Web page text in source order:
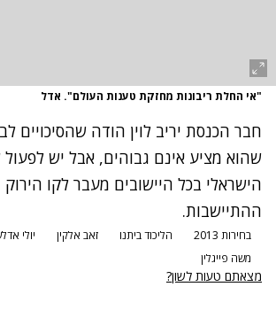
"אי החלת ריבונות מחזקת טענות העולם". אדל
חבר הכנסת יריב לוין הודה שהסיכויים
שהוא מציע אינם גבוהים, אבל יש
הישראלי בכל היישובים מעבר לקו הירוק
ההתיישבות.
בחירות 2013 הליכוד ביתנו זאב אלקין יולי
משה פייגלין
מצאתם טעות לשון?